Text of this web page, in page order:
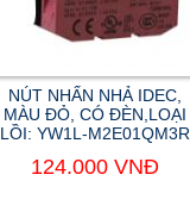
NÚT NHẤN NHẢ IDEC,
MÀU ĐỎ, CÓ ĐÈN,LOẠI
LỒI: YW1L-M2E01QM3R
124.000 VNĐ